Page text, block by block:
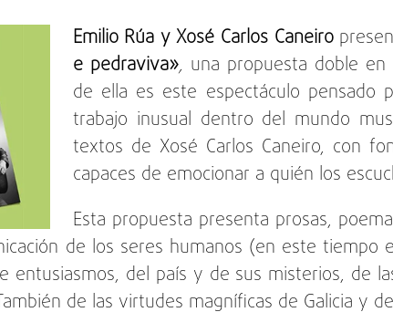
Emilio Rúa y Xosé Carlos Caneiro
e pedraviva», una propuesta doble en
de ella es este espectáculo pensado
trabajo inusual dentro del mundo
textos de Xosé Carlos Caneiro, con
capaces de emocionar a quién los
Esta propuesta presenta prosas,
de los seres humanos (en este tiempo
entusiasmos, del país y de sus misterios, de
de las virtudes magníficas de Galicia y